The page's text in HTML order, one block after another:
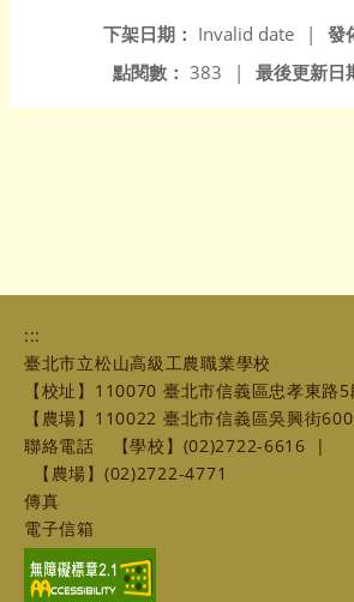
發
下架日期： Invalid date
|
最後更新日
點閱數： 383 |
:::
臺北市立松山高級工農職業學校
【校址】110070 臺北市信義區忠孝東路
【農場】110022 臺北市信義區吳興街
聯絡電話
【學校】(02)2722-6616
|
【農場】(02)2722-4771
傳真
電子信箱